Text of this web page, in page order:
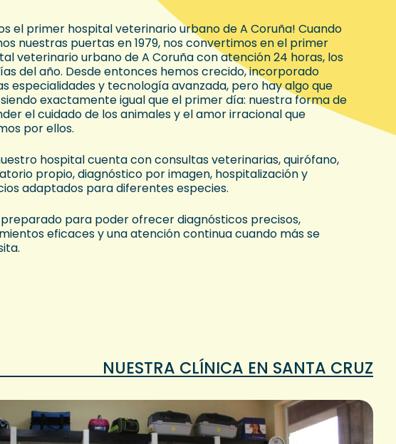
el primer hospital veterinario urbano de A Coruña! Cuando
nuestras puertas en 1979, nos convertimos en el primer
veterinario urbano de A Coruña con atención 24 horas, los
del año. Desde entonces hemos crecido, incorporado
especialidades y tecnología avanzada, pero hay algo que
exactamente igual que el primer día: nuestra forma de
el cuidado de los animales y el amor irracional que
por ellos.
hospital cuenta con consultas veterinarias, quirófano,
propio, diagnóstico por imagen, hospitalización y
adaptados para diferentes especies.
para poder ofrecer diagnósticos precisos,
eficaces y una atención continua cuando más se
NUESTRA CLÍNICA EN SANTA CRUZ